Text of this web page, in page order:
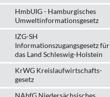
HmbUIG - Hamburgisches
Umweltinformationsgesetz
IZG-SH
Informationszugangsgesetz für
das Land Schleswig-Holstein
KrWG Kreislaufwirtschafts­
gesetz
NAbfG Niedersächsisches